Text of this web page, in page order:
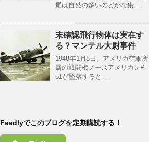
尾は自然の多いのどかな集 …
未確認飛行物体は実在す
る？マンテル大尉事件
1948年1月8日。アメリカ空軍所
属の戦闘機ノースアメリカンP-
51が墜落すると …
Feedlyでこのブログを定期購読する！